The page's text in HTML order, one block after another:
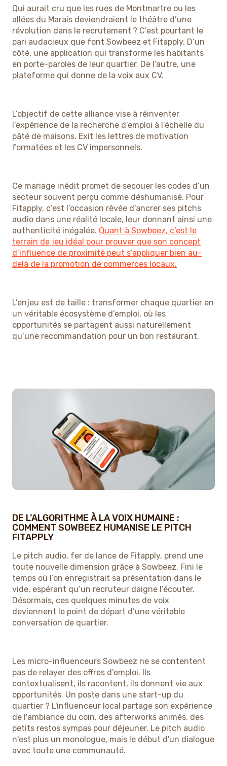
Qui aurait cru que les rues de Montmartre ou les
allées du Marais deviendraient le théâtre d’une
révolution dans le recrutement ? C’est pourtant le
pari audacieux que font Sowbeez et Fitapply. D’un
côté, une application qui transforme les habitants
en porte-paroles de leur quartier. De l’autre, une
plateforme qui donne de la voix aux CV.
L’objectif de cette alliance vise à réinventer
l’expérience de la recherche d’emploi à l’échelle du
pâté de maisons. Exit les lettres de motivation
formatées et les CV impersonnels.
Ce mariage inédit promet de secouer les codes d’un
secteur souvent perçu comme déshumanisé. Pour
Fitapply, c’est l’occasion rêvée d’ancrer ses pitchs
audio dans une réalité locale, leur donnant ainsi une
authenticité inégalée. Quant à Sowbeez, c’est le
terrain de jeu idéal pour prouver que son concept
d’influence de proximité peut s’appliquer bien au-
delà de la promotion de commerces locaux.
L’enjeu est de taille : transformer chaque quartier en
un véritable écosystème d’emploi, où les
opportunités se partagent aussi naturellement
qu’une recommandation pour un bon restaurant.
DE L’ALGORITHME À LA VOIX HUMAINE :
COMMENT SOWBEEZ HUMANISE LE PITCH
FITAPPLY
Le pitch audio, fer de lance de Fitapply, prend une
toute nouvelle dimension grâce à Sowbeez. Fini le
temps où l’on enregistrait sa présentation dans le
vide, espérant qu’un recruteur daigne l’écouter.
Désormais, ces quelques minutes de voix
deviennent le point de départ d’une véritable
conversation de quartier.
Les micro-influenceurs Sowbeez ne se contentent
pas de relayer des offres d’emploi. Ils
contextualisent, ils racontent, ils donnent vie aux
opportunités. Un poste dans une start-up du
quartier ? L'influenceur local partage son expérience
de l'ambiance du coin, des afterworks animés, des
petits restos sympas pour déjeuner. Le pitch audio
n'est plus un monologue, mais le début d'un dialogue
avec toute une communauté.